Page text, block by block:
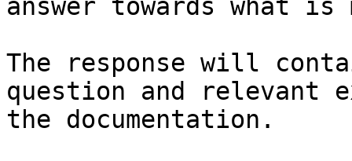
answer towards what
The response will
question and relevant
the documentation.